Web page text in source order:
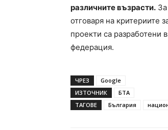
различните възрасти.
отговаря на критериите
проекти са разработени
федерация.
ЧРЕЗ
Google
ИЗТОЧНИК
БТА
ТАГОВЕ
България